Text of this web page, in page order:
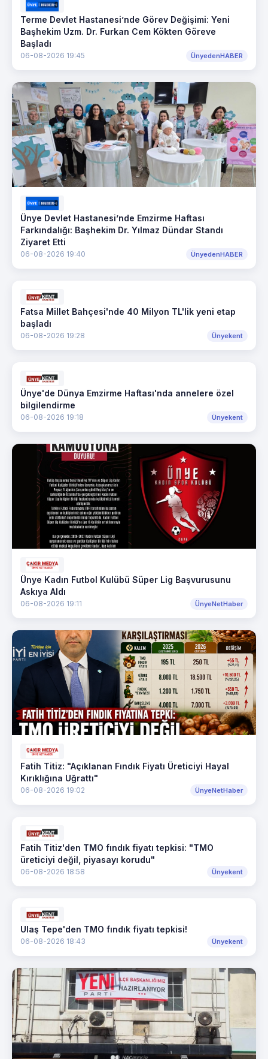
Terme Devlet Hastanesi’nde Görev Değişimi: Yeni
Başhekim Uzm. Dr. Furkan Cem Kökten Göreve
Başladı
06-08-2026 19:45 ÜnyedenHABER
Ünye Devlet Hastanesi’nde Emzirme Haftası
Farkındalığı: Başhekim Dr. Yılmaz Dündar Standı
Ziyaret Etti
06-08-2026 19:40 ÜnyedenHABER
Fatsa Millet Bahçesi'nde 40 Milyon TL'lik yeni etap
başladı
06-08-2026 19:28 Ünyekent
Ünye'de Dünya Emzirme Haftası'nda annelere özel
bilgilendirme
06-08-2026 19:18 Ünyekent
Ünye Kadın Futbol Kulübü Süper Lig Başvurusunu
Askıya Aldı
06-08-2026 19:11 ÜnyeNetHaber
Fatih Titiz: "Açıklanan Fındık Fiyatı Üreticiyi Hayal
Kırıklığına Uğrattı"
06-08-2026 19:02 ÜnyeNetHaber
Fatih Titiz'den TMO fındık fiyatı tepkisi: "TMO
üreticiyi değil, piyasayı korudu"
06-08-2026 18:58 Ünyekent
Ulaş Tepe'den TMO fındık fiyatı tepkisi!
06-08-2026 18:43 Ünyekent